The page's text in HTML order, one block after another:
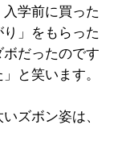
学前に買った
」をもらった
だったのです
と笑います。
ズボン姿は、